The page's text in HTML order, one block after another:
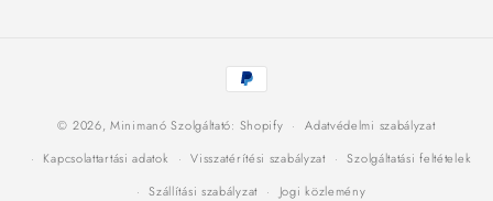
Fizetési
módok
© 2026,Minimanó Szolgáltató: Shopify
Adatvédelmi szabályzat
Kapcsolattartási adatok
Visszatérítési szabályzat
Szolgáltatási feltételek
Szállítási szabályzat
Jogi közlemény